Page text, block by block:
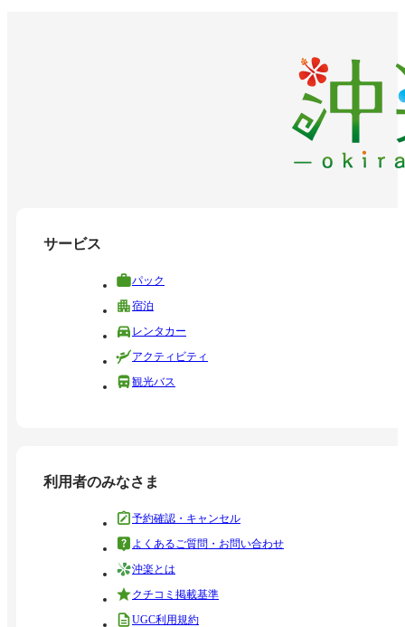
サービス
パック
宿泊
レンタカー
アクティビティ
観光バス
利用者のみなさま
予約確認・キャンセル
よくあるご質問・お問い合わせ
沖楽とは
クチコミ掲載基準
UGC利用規約